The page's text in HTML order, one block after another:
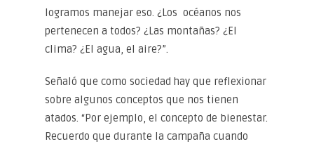
logramos manejar eso. ¿Los océanos nos
pertenecen a todos? ¿Las montañas? ¿El
clima? ¿El agua, el aire?”.
Señaló que como sociedad hay que reflexionar
sobre algunos conceptos que nos tienen
atados. “Por ejemplo, el concepto de bienestar.
Recuerdo que durante la campaña cuando